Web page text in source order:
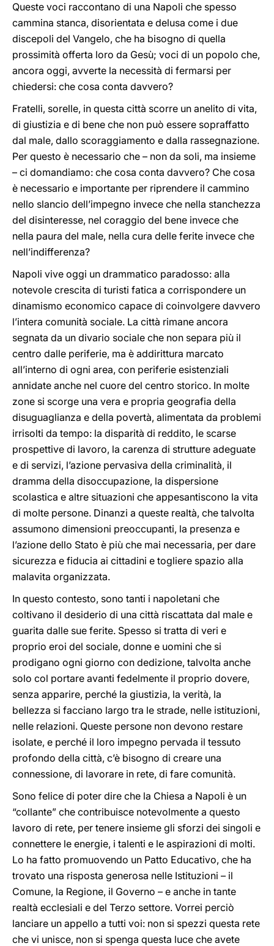
Queste voci raccontano di una Napoli che spesso
cammina stanca, disorientata e delusa come i due
discepoli del Vangelo, che ha bisogno di quella
prossimità offerta loro da Gesù; voci di un popolo che,
ancora oggi, avverte la necessità di fermarsi per
chiedersi: che cosa conta davvero?
Fratelli, sorelle, in questa città scorre un anelito di vita,
di giustizia e di bene che non può essere sopraffatto
dal male, dallo scoraggiamento e dalla rassegnazione.
Per questo è necessario che – non da soli, ma insieme
– ci domandiamo: che cosa conta davvero? Che cosa
è necessario e importante per riprendere il cammino
nello slancio dell’impegno invece che nella stanchezza
del disinteresse, nel coraggio del bene invece che
nella paura del male, nella cura delle ferite invece che
nell’indifferenza?
Napoli vive oggi un drammatico paradosso: alla
notevole crescita di turisti fatica a corrispondere un
dinamismo economico capace di coinvolgere davvero
l’intera comunità sociale. La città rimane ancora
segnata da un divario sociale che non separa più il
centro dalle periferie, ma è addirittura marcato
all’interno di ogni area, con periferie esistenziali
annidate anche nel cuore del centro storico. In molte
zone si scorge una vera e propria geografia della
disuguaglianza e della povertà, alimentata da problemi
irrisolti da tempo: la disparità di reddito, le scarse
prospettive di lavoro, la carenza di strutture adeguate
e di servizi, l’azione pervasiva della criminalità, il
dramma della disoccupazione, la dispersione
scolastica e altre situazioni che appesantiscono la vita
di molte persone. Dinanzi a queste realtà, che talvolta
assumono dimensioni preoccupanti, la presenza e
l’azione dello Stato è più che mai necessaria, per dare
sicurezza e fiducia ai cittadini e togliere spazio alla
malavita organizzata.
In questo contesto, sono tanti i napoletani che
coltivano il desiderio di una città riscattata dal male e
guarita dalle sue ferite. Spesso si tratta di veri e
proprio eroi del sociale, donne e uomini che si
prodigano ogni giorno con dedizione, talvolta anche
solo col portare avanti fedelmente il proprio dovere,
senza apparire, perché la giustizia, la verità, la
bellezza si facciano largo tra le strade, nelle istituzioni,
nelle relazioni. Queste persone non devono restare
isolate, e perché il loro impegno pervada il tessuto
profondo della città, c’è bisogno di creare una
connessione, di lavorare in rete, di fare comunità.
Sono felice di poter dire che la Chiesa a Napoli è un
“collante” che contribuisce notevolmente a questo
lavoro di rete, per tenere insieme gli sforzi dei singoli e
connettere le energie, i talenti e le aspirazioni di molti.
Lo ha fatto promuovendo un Patto Educativo, che ha
trovato una risposta generosa nelle Istituzioni – il
Comune, la Regione, il Governo – e anche in tante
realtà ecclesiali e del Terzo settore. Vorrei perciò
lanciare un appello a tutti voi: non si spezzi questa rete
che vi unisce, non si spenga questa luce che avete